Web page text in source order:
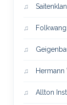
Hermann
Allton